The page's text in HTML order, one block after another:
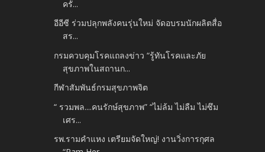
ครั้...
อีอีซี ร่วมปลุกพลังคนรุ่นใหม่ จัดอบรมนักผลิตสื่อ
สร...
กรมควบคุมโรคแถลงข่าว “รู้ทันโรคและภัย
สุขภาพในสถานก...
กีฬาสัมพันธ์กรมสุขภาพจิต
“ รวมพล....คนรักษ์สุขภาพ” “ไม่ล้ม ไม่ลืม ไม่ซึม
เศร...
รพ.รามคำแหง เตรียมจัดใหญ่! งานวิ่งการกุศล